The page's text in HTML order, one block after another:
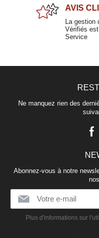
Mug
Mug
AVIS
La gestion
Vérifiés
Service
Ne manquez rien des
Abonnez-vous à notre
Plus d'informations sur